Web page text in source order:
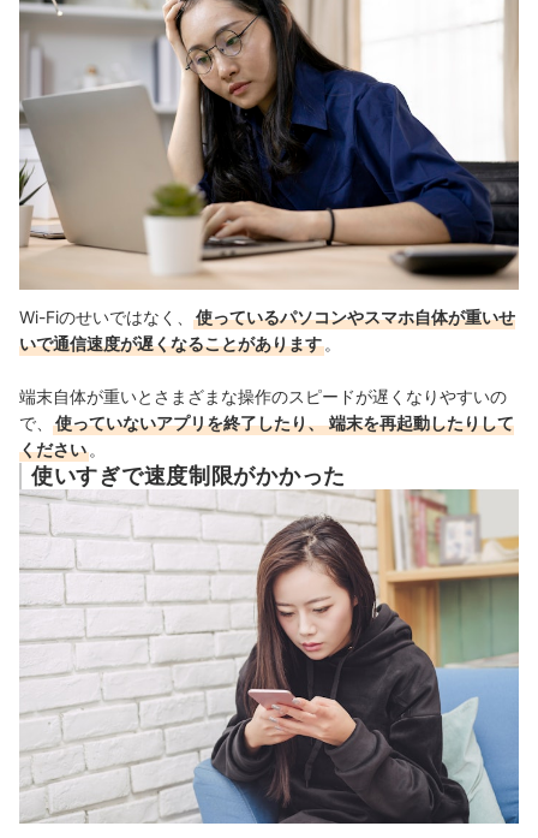
Wi-Fiのせいではなく、
使っているパソコンやスマホ自体が重いせ
いで通信速度が遅くなることがあります 。
端末自体が重いとさまざまな操作のスピードが遅くなりやすいの
で、
使っていないアプリを終了したり、 端末を再起動したりして
ください 。
使いすぎで速度制限がかかった